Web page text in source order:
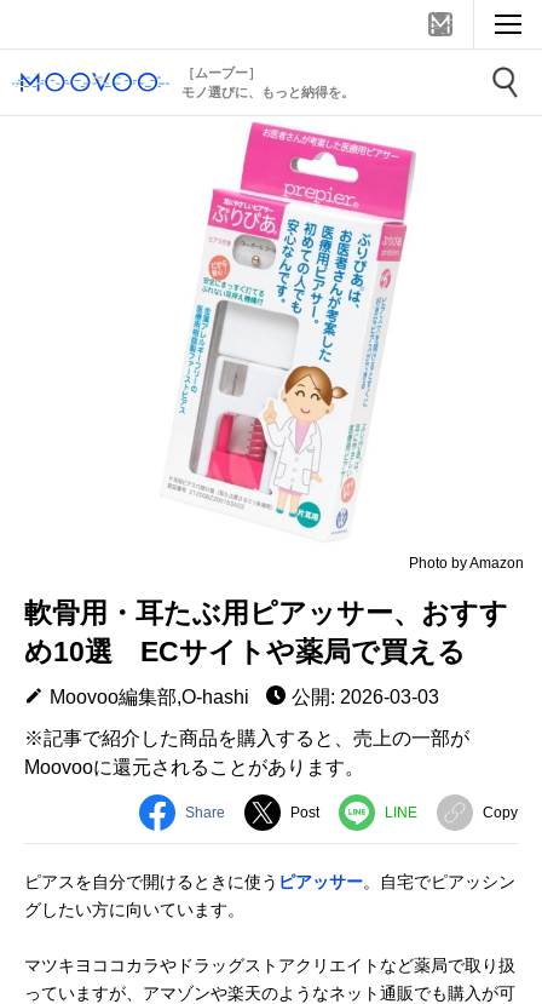
［ムーブー］
モノ選びに、もっと納得を。
Photo by Amazon
軟骨用・耳たぶ用ピアッサー、おすす
め10選 ECサイトや薬局で買える
Moovoo編集部,O-hashi
公開: 2026-03-03
※記事で紹介した商品を購入すると、売上の一部が
Moovooに還元されることがあります。
Share Post LINE Copy
ピアスを自分で開けるときに使う ピアッサー。自宅でピアッシン
グしたい方に向いています。
マツキヨココカラやドラッグストアクリエイトなど薬局で取り扱
っていますが、アマゾンや楽天のようなネット通販でも購入が可